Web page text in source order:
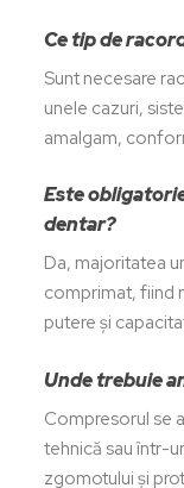
Ce tip de
Sunt necesare
unele cazuri,
amalgam,
Este
dentar?
Da, majoritatea
comprimat, fiind
putere și
Unde trebuie
Compresorul se
tehnică sau într-
zgomotului și